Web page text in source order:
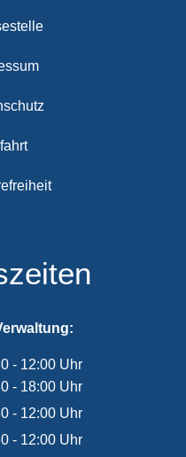
- 12:00Uhr
Von 07:30 bis 12:00 Uhr
- 18:00Uhr
Von 13:30 bis 18:00 Uhr
- 12:00Uhr
Von 07:30 bis 12:00 Uhr
- 12:00Uhr